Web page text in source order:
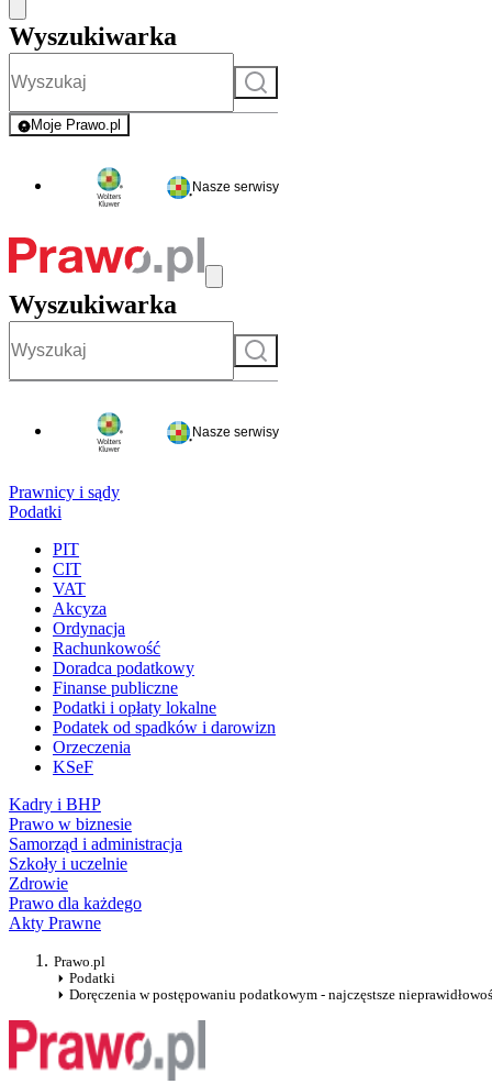
Wyszukiwarka
Szukaj
Moje Prawo.pl
- rejestracja i logowanie do serwisu
Nasze serwisy
Wyszukiwarka
Szukaj
Nasze serwisy
Prawnicy i sądy
Podatki
PIT
CIT
VAT
Akcyza
Ordynacja
Rachunkowość
Doradca podatkowy
Finanse publiczne
Podatki i opłaty lokalne
Podatek od spadków i darowizn
Orzeczenia
KSeF
Kadry i BHP
Prawo w biznesie
Samorząd i administracja
Szkoły i uczelnie
Zdrowie
Prawo dla każdego
Akty Prawne
Prawo.pl
Podatki
Doręczenia w postępowaniu podatkowym - najczęstsze